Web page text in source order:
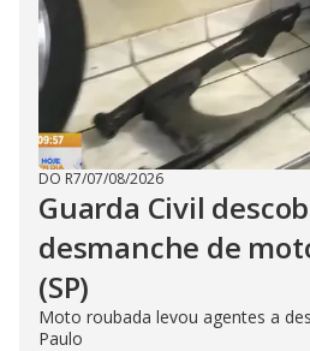
DO R7/07/08/2026
Guarda Civil
desmanche de
(SP)
Moto roubada levou agentes a
Paulo